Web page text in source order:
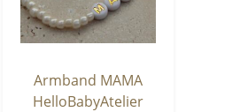
Armband MAMA
HelloBabyAtelier